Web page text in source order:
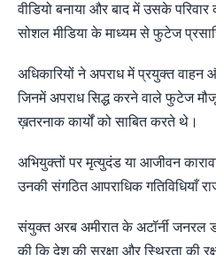
वीडियो बनाया और बाद में उसके
सोशल मीडिया के माध्यम से फुटेज
अधिकारियों ने अपराध में प्रयुक्त वाहन
जिनमें अपराध सिद्ध करने वाले फुटेज
ख़तरनाक कार्यों को साबित करते थे।
अभियुक्तों पर मृत्युदंड या आजीवन
उनकी संगठित आपराधिक गतिविधियाँ
संयुक्त अरब अमीरात के अटॉर्नी जनरल
की कि देश की सुरक्षा और स्थिरता की